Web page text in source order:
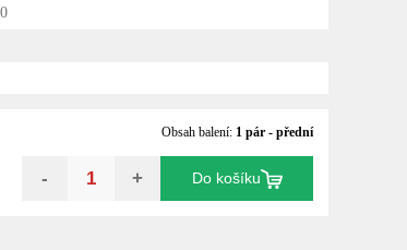
Obsah balení: 1 pár - přední
- + Do košíku